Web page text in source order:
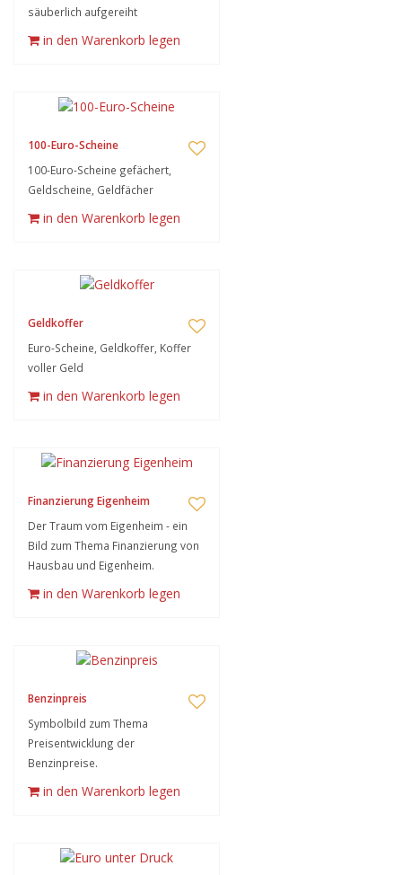
säuberlich aufgereiht
in den Warenkorb legen
100-Euro-Scheine
100-Euro-Scheine gefächert,
Geldscheine, Geldfächer
in den Warenkorb legen
Geldkoffer
Euro-Scheine, Geldkoffer, Koffer
voller Geld
in den Warenkorb legen
Finanzierung Eigenheim
Der Traum vom Eigenheim - ein
Bild zum Thema Finanzierung von
Hausbau und Eigenheim.
in den Warenkorb legen
Benzinpreis
Symbolbild zum Thema
Preisentwicklung der
Benzinpreise.
in den Warenkorb legen